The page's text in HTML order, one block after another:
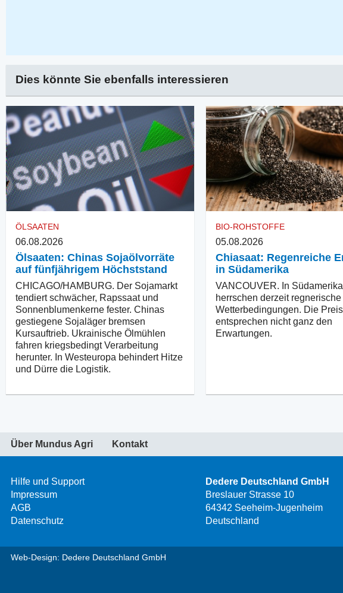
Dies könnte Sie ebenfalls interessieren
ÖLSAATEN
06.08.2026
Ölsaaten: Chinas Sojaölvorräte
auf fünfjährigem Höchststand
CHICAGO/HAMBURG. Der Sojamarkt
tendiert schwächer, Rapssaat und
Sonnenblumenkerne fester. Chinas
gestiegene Sojaläger bremsen
Kursauftrieb. Ukrainische Ölmühlen
fahren kriegsbedingt Verarbeitung
herunter. In Westeuropa behindert Hitze
und Dürre die Logistik.
BIO-ROHSTOFFE
05.08.2026
Chiasaat: Regenreiche
in Südamerika
VANCOUVER. In Südamerika
herrschen derzeit regnerische
Wetterbedingungen. Die
entsprechen nicht ganz den
Erwartungen.
Über Mundus Agri Kontakt
Hilfe und Support
Impressum
AGB
Datenschutz
Dedere Deutschland GmbH
Breslauer Strasse 10
64342 Seeheim-Jugenheim
Deutschland
Web-Design: Dedere Deutschland GmbH